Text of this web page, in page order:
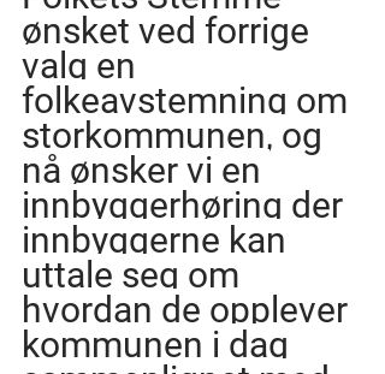
ønsket ved forrige
valg en
folkeavstemning om
storkommunen, og
nå ønsker vi en
innbyggerhøring der
innbyggerne kan
uttale seg om
hvordan de opplever
kommunen i dag